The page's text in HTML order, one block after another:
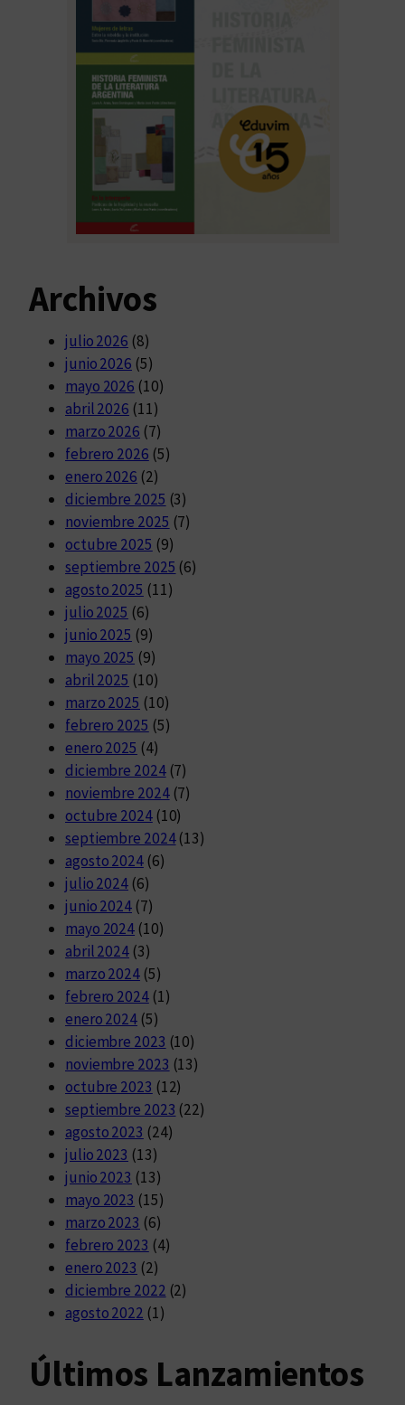
Archivos
julio 2026 (8)
junio 2026 (5)
mayo 2026 (10)
abril 2026 (11)
marzo 2026 (7)
febrero 2026 (5)
enero 2026 (2)
diciembre 2025 (3)
noviembre 2025 (7)
octubre 2025 (9)
septiembre 2025 (6)
agosto 2025 (11)
julio 2025 (6)
junio 2025 (9)
mayo 2025 (9)
abril 2025 (10)
marzo 2025 (10)
febrero 2025 (5)
enero 2025 (4)
diciembre 2024(7)
noviembre 2024(7)
octubre 2024(10)
septiembre 2024(13)
agosto 2024(6)
julio 2024 (6)
junio 2024 (7)
mayo 2024 (10)
abril 2024 (3)
marzo 2024 (5)
febrero 2024(1)
enero 2024 (5)
diciembre 2023 (10)
noviembre 2023 (13)
octubre 2023 (12)
septiembre 2023 (22)
agosto 2023 (24)
julio 2023 (13)
junio 2023 (13)
mayo 2023 (15)
marzo 2023 (6)
febrero 2023 (4)
enero 2023 (2)
diciembre 2022 (2)
agosto 2022 (1)
Últimos Lanzamientos